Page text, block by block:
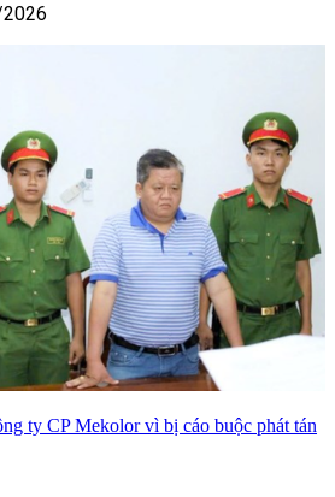
ty CP Mekolor vì bị cáo buộc phát tán